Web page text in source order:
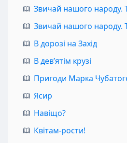
Звичай нашого народу.
Звичай нашого народу.
В дорозі на Захід
В дев’ятім крузі
Пригоди Марка
Ясир
Навіщо?
Квітам-рости!